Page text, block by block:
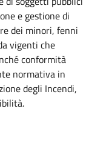
e gestione di
dei minori, fenni
vigenti che
conformità
normativa in
degli Incendi,